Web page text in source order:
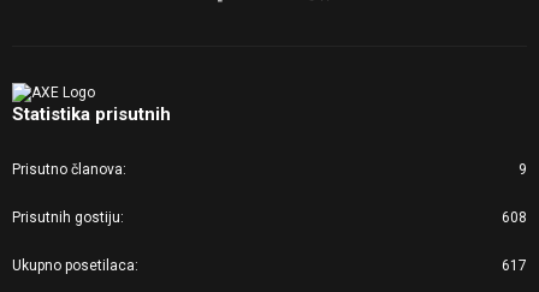
Statistika prisutnih
Prisutno članova 9
Prisutnih gostiju 608
Ukupno posetilaca 617